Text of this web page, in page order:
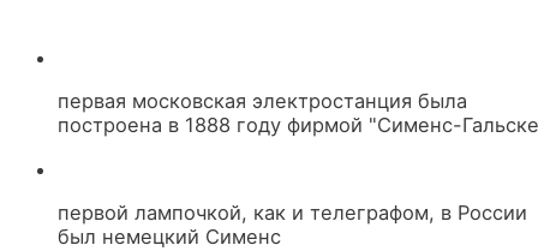
первая московская электростанция была
построена в 1888 году фирмой "Сименс-
первой лампочкой, как и телеграфом, в России
был немецкий Сименс